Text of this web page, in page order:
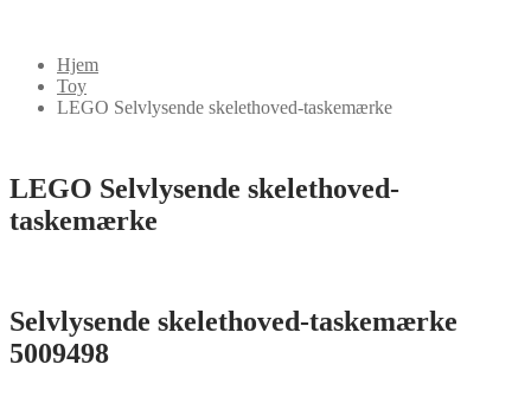
Hjem
Toy
LEGO Selvlysende skelethoved-taskemærke
LEGO Selvlysende skelethoved-
taskemærke
Selvlysende skelethoved-taskemærke
5009498